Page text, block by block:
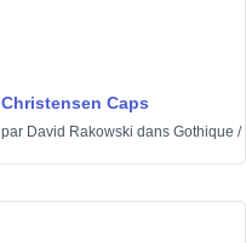
Christensen Caps
par David Rakowski dans Gothique /